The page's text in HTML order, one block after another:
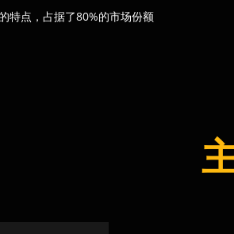
特点，占据了80%的市场份额